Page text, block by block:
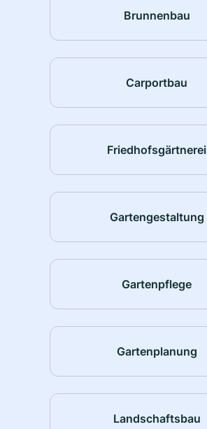
Brunnenbau
Carportbau
Friedhofsgärtnerei
Gartengestaltung
Gartenpflege
Gartenplanung
Landschaftsbau